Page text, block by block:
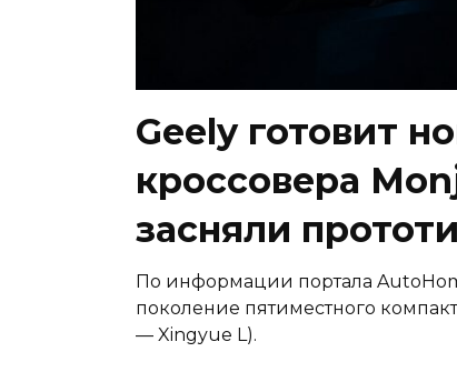
Geely готовит
кроссовера
засняли
По информации портала
поколение пятиместного
— Xingyue L).